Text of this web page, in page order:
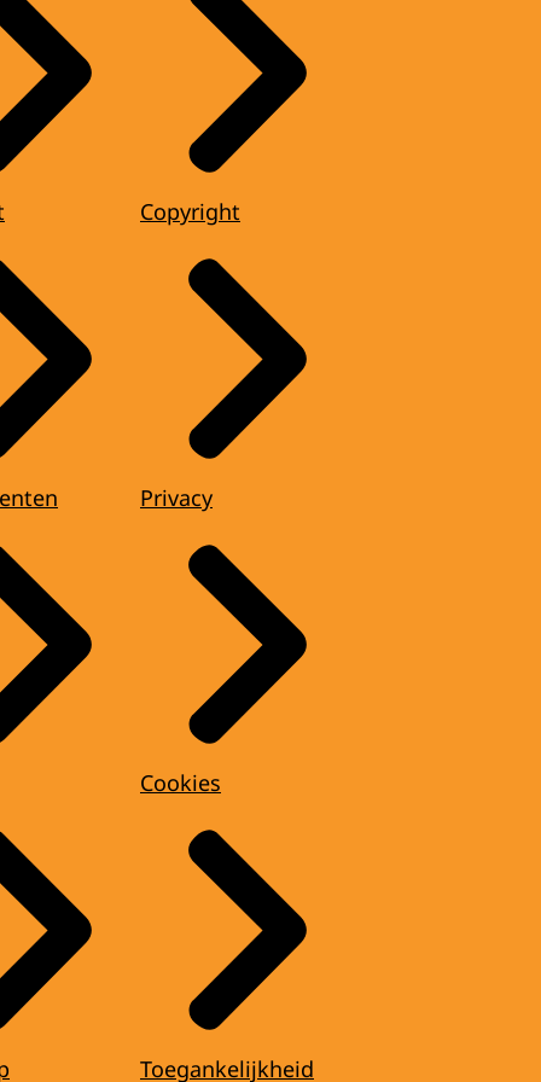
Copyright
Privacy
Cookies
Toegankelijkheid